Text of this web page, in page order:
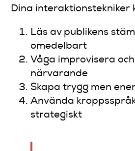
Dina interaktionstekniker
Läs av publikens
omedelbart
Våga improvisera
närvarande
Skapa trygg men
Använda
strategiskt